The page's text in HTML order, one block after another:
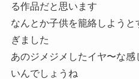
る作品だと思います
なんとか子供を籠絡しよう
ぎました
あのジメジメしたイヤ〜な
いんでしょうね